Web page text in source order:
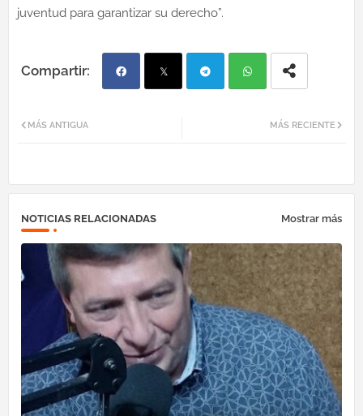
juventud para garantizar su derecho”.
MÁS RECIENTE
MÁS ANTIGUA
NOTICIAS RELACIONADAS Mostrar más